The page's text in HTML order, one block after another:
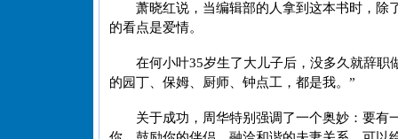
萧晓红说，当编辑部的人拿到这本书时，除
的看点是爱情。
在何小叶35岁生了大儿子后，没多久就辞
的园丁、保姆、厨师、钟点工，都是我。”
关于成功，周华特别强调了一个奥妙：要有